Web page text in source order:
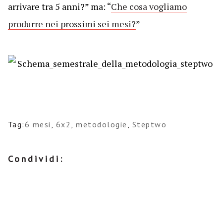
arrivare tra 5 anni?” ma: “Che cosa vogliamo
produrre nei prossimi sei mesi?”
Tag:6 mesi , 6x2 ,metodologie , Steptwo
Condividi: